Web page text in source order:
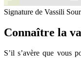
Signature de Vassili
Connaître la
S’il s’avère que vous